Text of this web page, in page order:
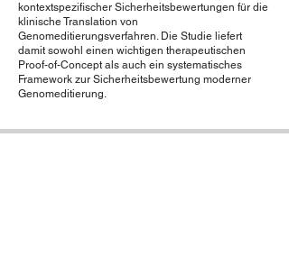
kontextspezifischer Sicherheitsbewertungen für die
klinische Translation von
Genomeditierungsverfahren. Die Studie liefert
damit sowohl einen wichtigen therapeutischen
Proof-of-Concept als auch ein systematisches
Framework zur Sicherheitsbewertung moderner
Genomeditierung.